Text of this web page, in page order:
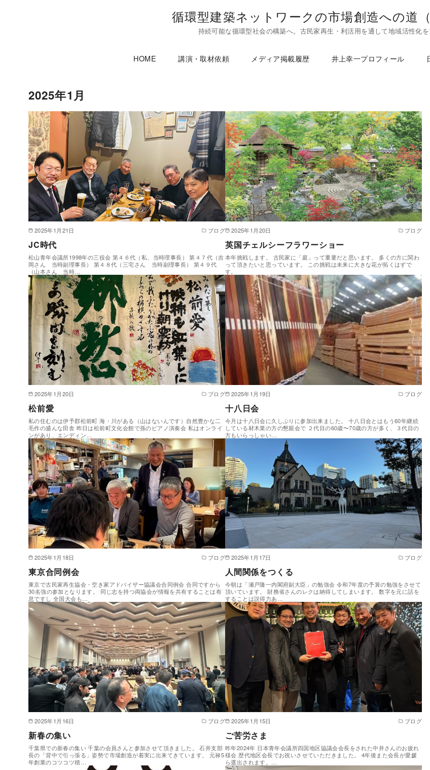
循環型建築ネットワークの市場創造への道
持続可能な循環型社会の構築へ。古民家再生・利活用を通して地域活性化を
HOME 講演・取材依頼 メディア掲載履歴 井上幸一プロフィール
2025年1月
2025年1月21日 ブログ
JC時代
松山青年会議所1998年の三役会 第４６代（私、当時理事長） 第４７代（吉
岡さん 当時副理事長） 第４８代（三宅さん 当時副理事長） 第４９代
（山本さん 当時…
2025年1月20日 ブログ
英国チェルシーフラワーショー
本年挑戦します。 古民家に「庭」って重要だと思います。 多くの方に関わ
って頂きたいと思っています。 この挑戦は未来に大きな花が拓くはずで
す。
2025年1月20日 ブログ
松前愛
私の住むのは伊予郡松前町 海・川がある（山はないんです）自然豊かな二
毛作の盛んな田舎 昨日は松前町文化会館で孫のピアノ演奏会 私はオンライ
ンがあり、エンディン…
2025年1月19日 ブログ
十八日会
今月は十八日会に久しぶりに参加出来ました。 十八日会とはもう60年継続
している材木業の方の懇親会で ２代目の60歳〜70歳の方が多く、３代目の
方もいらっしゃい…
2025年1月18日 ブログ
東京合同例会
東京で古民家再生協会・空き家アドバイザー協議会合同例会 合同ですから
30名強の参加となります。 同じ志を持つ両協会が情報を共有することは有
息ですし 全国大会も…
2025年1月17日 ブログ
人間関係をつくる
今朝は「瀬戸隆一内閣府副大臣」の勉強会 令和7年度の予算の勉強をさせて
頂いています。 財務省さんのレクは納得してしまいます。 数字を元に話を
することは説得力あ…
2025年1月16日 ブログ
新春の集い
千葉県での新春の集い 千葉の会員さんと参加させて頂きました。 石井支部
長の「背中で引っ張る」姿勢で市場創造が着実に出来てきています。 元禄5
年創業のコツコツ積…
2025年1月15日 ブログ
ご苦労さま
昨年2024年 日本青年会議所四国地区協議会会長をされた中井さんのお疲れ
様会 歴代地区会長でお祝いさせていただきました。 4年後また会長が愛媛
ら選出されます。…